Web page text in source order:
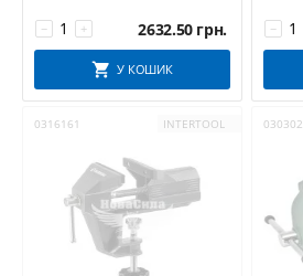
+
− 2632.50 грн.
У КОШИК
−
0316161 INTERTOOL